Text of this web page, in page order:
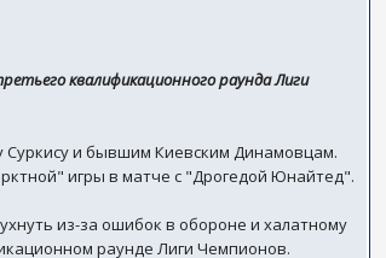
квалификационного раунда Лиги
Суркису и бывшим Киевским Динамовцам.
игры в матче с "Дрогедой Юнайтед".
из-за ошибок в обороне и халатному
раунде Лиги Чемпионов.